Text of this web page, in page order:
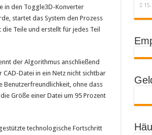
in den Toggle3D-Konverter
startet das System den Prozess
Teile und erstellt für jedes Teil
der Algorithmus anschließend
Datei in ein Netz nicht sichtbar
ohne dass
Größe einer Datei um 95 Prozent
technologische Fortschritt